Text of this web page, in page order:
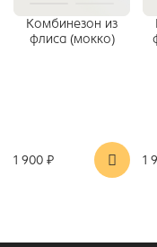
Комбинезон из
флиса (мокко)
1 900 ₽ 1